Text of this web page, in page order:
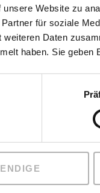
unsere Website zu
für soziale
weiteren Daten
haben. Sie geben
Voith-Arena für
am 9. August im
und die offizielle
auf den Weg in
das durch